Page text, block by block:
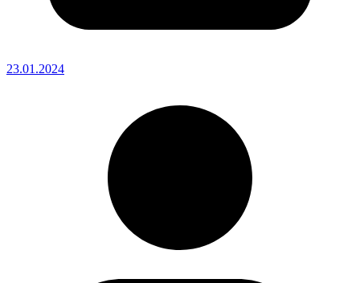
23.01.2024